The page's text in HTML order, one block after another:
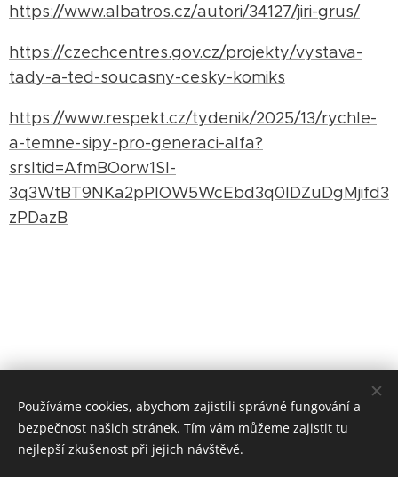
https://www.albatros.cz/autori/34127/jiri-grus/
https://czechcentres.gov.cz/projekty/vystava-
tady-a-ted-soucasny-cesky-komiks
https://www.respekt.cz/tydenik/2025/13/rychle-
a-temne-sipy-pro-generaci-alfa?
srsltid=AfmBOorw1SI-
3q3WtBT9NKa2pPlOW5WcEbd3q0lDZuDgMjifd3
zPDazB
Používáme cookies, abychom zajistili správné fungování a
bezpečnost našich stránek. Tím vám můžeme zajistit tu
nejlepší zkušenost při jejich návštěvě.